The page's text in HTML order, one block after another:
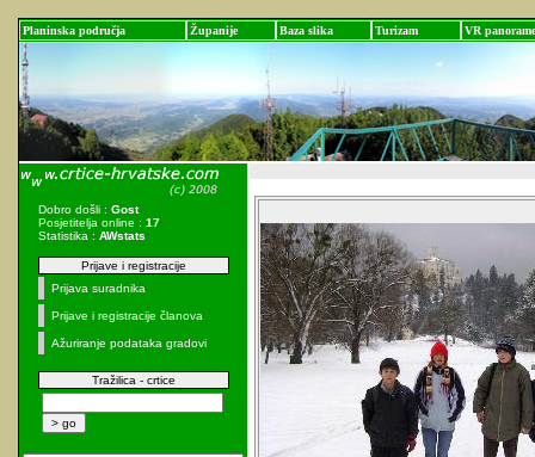
Planinska područja Županije Baza slika Turizam VR panorame
Dobro došli : Gost
Posjetitelja online : 17
Statistika : AWstats
Prijave i registracije
Prijava suradnika
Prijave i registracije članova
Ažuriranje podataka gradovi
Tražilica - crtice